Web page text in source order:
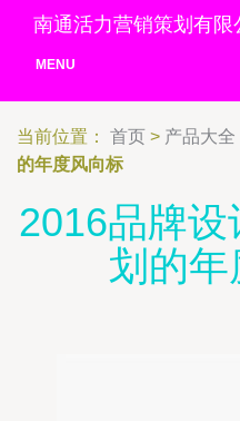
南通活力营销策划有限
MENU
当前位置： 首页 > 产品大全
的年度风向标
2016品牌
划的